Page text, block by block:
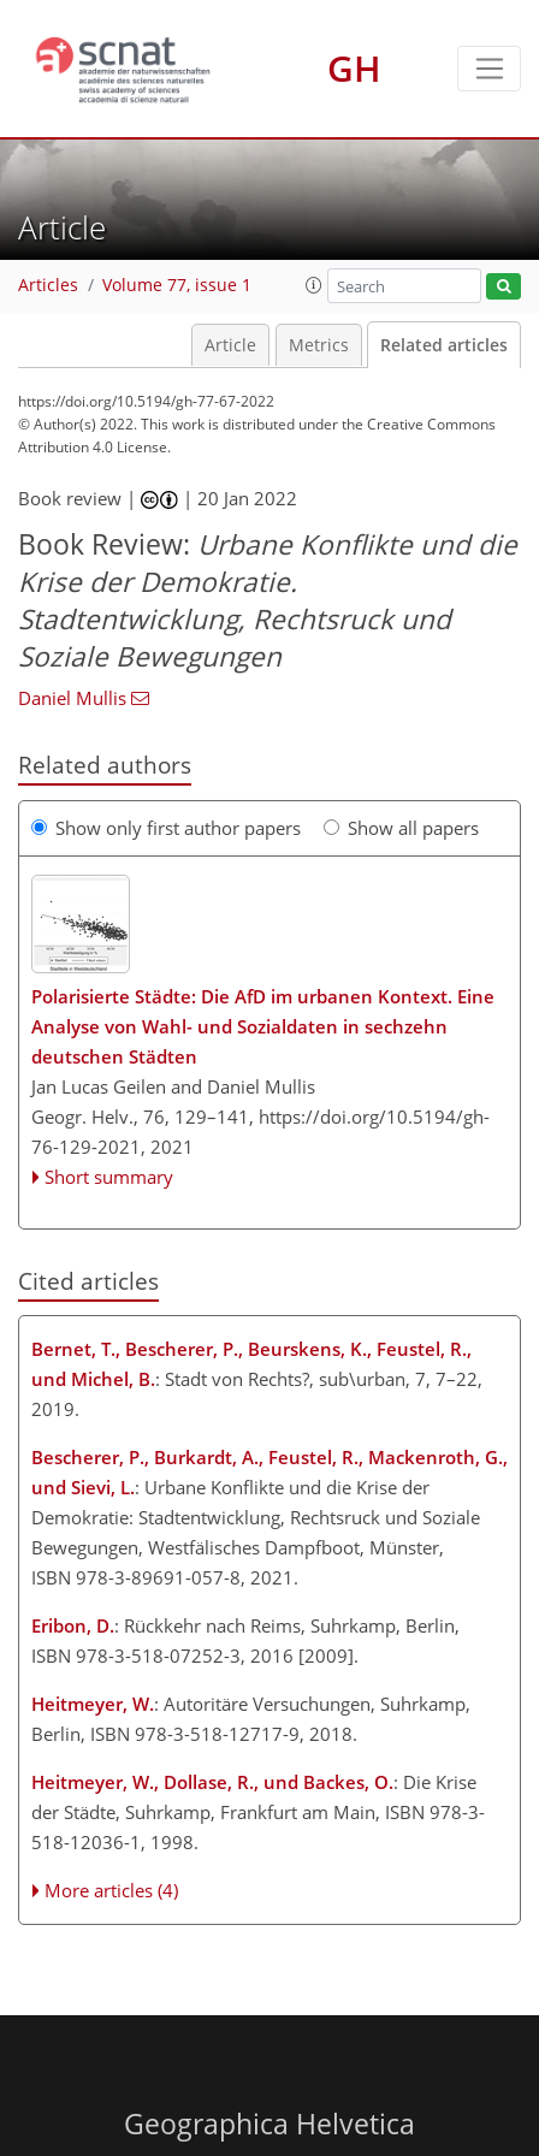
GH
Article
Articles Volume 77, issue 1
Article Metrics Related articles
https://doi.org/10.5194/gh-77-67-2022
© Author(s) 2022. This work is distributed underthe Creative Commons
Attribution 4.0 License.
Book review | |20 Jan 2022
Book Review: Urbane Konflikte und die
Krise der Demokratie.
Stadtentwicklung, Rechtsruck und
Soziale Bewegungen
Daniel Mullis
Related authors
Show only first author papers Show all papers
Polarisierte Städte: Die AfD im urbanen Kontext. Eine
Analyse von Wahl- und Sozialdaten in sechzehn
deutschen Städten
Jan Lucas Geilen and Daniel Mullis
Geogr. Helv., 76, 129–141, https://doi.org/10.5194/gh-
76-129-2021, 2021
Short summary
Cited articles
Bernet, T., Bescherer, P., Beurskens, K., Feustel, R.,
und Michel, B.: Stadt von Rechts?, sub\urban, 7, 7–22,
2019.
Bescherer, P., Burkardt, A., Feustel, R., Mackenroth, G.,
und Sievi, L.: Urbane Konflikte und die Krise der
Demokratie: Stadtentwicklung, Rechtsruck und Soziale
Bewegungen, Westfälisches Dampfboot, Münster,
ISBN 978-3-89691-057-8, 2021.
Eribon, D.: Rückkehr nach Reims, Suhrkamp, Berlin,
ISBN 978-3-518-07252-3, 2016 [2009].
Heitmeyer, W.: Autoritäre Versuchungen, Suhrkamp,
Berlin, ISBN 978-3-518-12717-9, 2018.
Heitmeyer, W., Dollase, R., und Backes, O.: Die Krise
der Städte, Suhrkamp, Frankfurt am Main, ISBN 978-3-
518-12036-1, 1998.
More articles (4)
Geographica Helvetica